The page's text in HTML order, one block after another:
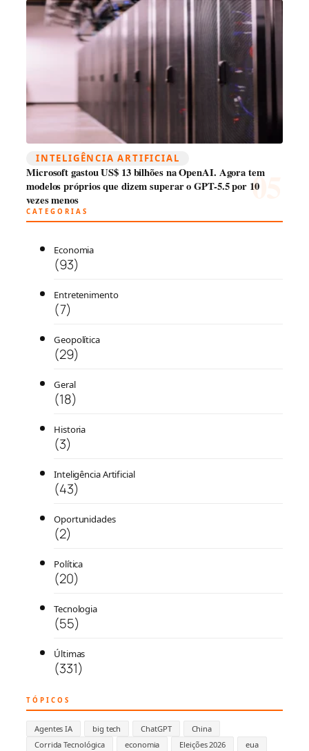
INTELIGÊNCIA ARTIFICIAL
Microsoft gastou US$ 13 bilhões na OpenAI. Agora tem
modelos próprios que dizem superar o GPT-5.5 por 10
vezes menos
CATEGORIAS
Economia
(93)
Entretenimento
(7)
Geopolítica
(29)
Geral
(18)
Historia
(3)
Inteligência Artificial
(43)
Oportunidades
(2)
Política
(20)
Tecnologia
(55)
Últimas
(331)
TÓPICOS
Agentes IA big tech ChatGPT
China
Corrida Tecnológica
economia Eleições 2026
eua